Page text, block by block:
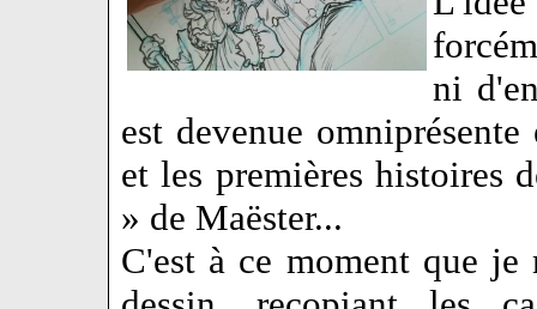
ni
est devenue
et les premières histoires
» de Maëster...
C'est à ce moment que je